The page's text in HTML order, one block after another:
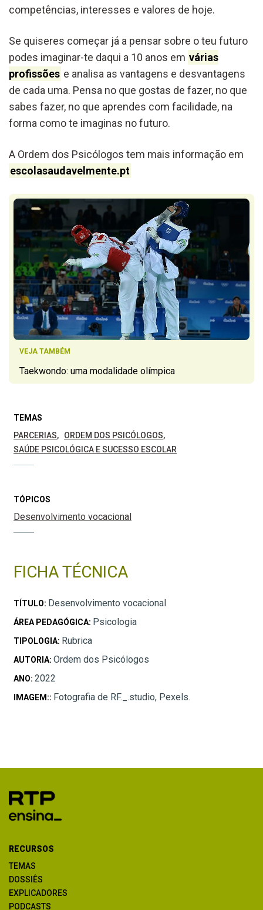
competências, interesses e valores de hoje.
Se quiseres começar já a pensar sobre o teu futuro
podes imaginar-te daqui a 10 anos em várias
profissões e analisa as vantagens e desvantagens
de cada uma. Pensa no que gostas de fazer, no que
sabes fazer, no que aprendes com facilidade, na
forma como te imaginas no futuro.
A Ordem dos Psicólogos tem mais informação em
escolasaudavelmente.pt
VEJA TAMBÉM
Taekwondo: uma modalidade olímpica
TEMAS
PARCERIAS
ORDEM DOS PSICÓLOGOS
SAÚDE PSICOLÓGICA E SUCESSO ESCOLAR
TÓPICOS
Desenvolvimento vocacional
FICHA TÉCNICA
TÍTULO: Desenvolvimento vocacional
ÁREA PEDAGÓGICA: Psicologia
TIPOLOGIA: Rubrica
AUTORIA: Ordem dos Psicólogos
ANO: 2022
IMAGEM:: Fotografia de RF._.studio, Pexels.
RECURSOS
TEMAS
DOSSIÊS
EXPLICADORES
PODCASTS